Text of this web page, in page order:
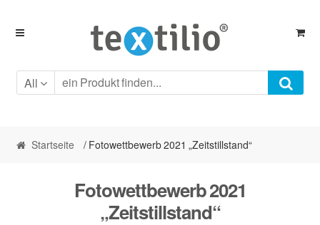
Skip
Skip
All
Startseite / Fotowettbewerb 2021 „Zeitstillstand“
Fotowettbewerb 2021
„Zeitstillstand“